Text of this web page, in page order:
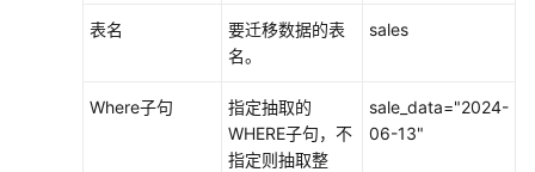
表名
要迁移数据的表
名。
sales
Where子句
指定抽取的
WHERE子句，不
指定则抽取整
sale_data="2024-
06-13"